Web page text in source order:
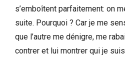
s’emboîtent parfaitement: on
suite. Pourquoi ? Car je me
que l’autre me dénigre, me
contrer et lui montrer qui je